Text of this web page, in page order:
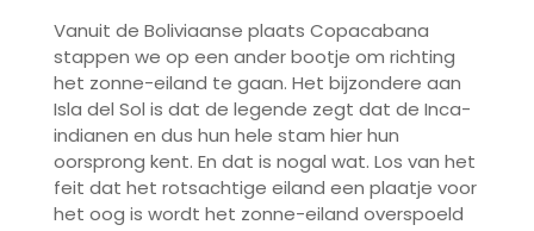
Vanuit de Boliviaanse plaats Copacabana
stappen we op een ander bootje om richting
het zonne-eiland te gaan. Het bijzondere aan
Isla del Sol is dat de legende zegt dat de Inca-
indianen en dus hun hele stam hier hun
oorsprong kent. En dat is nogal wat. Los van het
feit dat het rotsachtige eiland een plaatje voor
het oog is wordt het zonne-eiland overspoeld